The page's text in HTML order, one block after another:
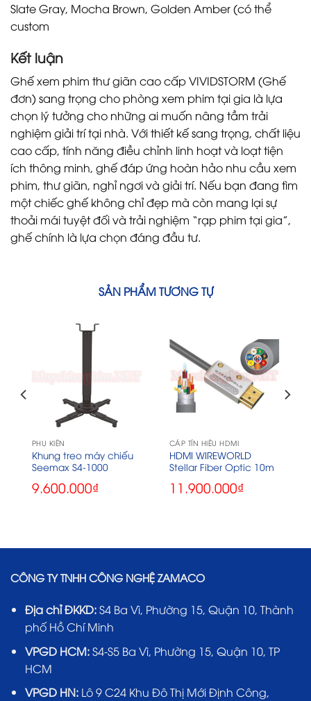
Slate Gray, Mocha Brown, Golden Amber (có thể
custom
Kết luận
Ghế xem phim thư giãn cao cấp VIVIDSTORM (Ghế
đơn) sang trọng cho phòng xem phim tại gia là lựa
chọn lý tưởng cho những ai muốn nâng tầm trải
nghiệm giải trí tại nhà. Với thiết kế sang trọng, chất liệu
cao cấp, tính năng điều chỉnh linh hoạt và loạt tiện
ích thông minh, ghế đáp ứng hoàn hảo nhu cầu xem
phim, thư giãn, nghỉ ngơi và giải trí. Nếu bạn đang tìm
một chiếc ghế không chỉ đẹp mà còn mang lại sự
thoải mái tuyệt đối và trải nghiệm “rạp phim tại gia”,
ghế chính là lựa chọn đáng đầu tư.
SẢN PHẨM TƯƠNG TỰ
PHỤ KIỆN
Khung treo máy chiếu
Seemax S4-1000
9.600.000₫
CÁP TÍN HIỆU HDMI
HDMI WIREWORLD
Stellar Fiber Optic 10m
11.900.000₫
CÔNG TY TNHH CÔNG NGHỆ ZAMACO
Địa chỉ ĐKKD:S4 Ba Vì, Phường 15, Quận 10, Thành
phố Hồ Chí Minh
VPGD HCM:S4-S5 Ba Vì, Phường 15, Quận 10, TP
HCM
VPGD HN:Lô 9 C24 Khu Đô Thị Mới Định Công,